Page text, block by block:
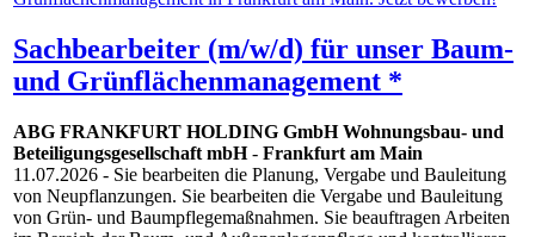
Sachbearbeiter (m/w/d) für unser Baum-
und Grünflächenmanagement *
ABG FRANKFURT HOLDING GmbH Wohnungsbau- und
Beteiligungsgesellschaft mbH- Frankfurt am Main
11.07.2026 - Sie bearbeiten die Planung, Vergabe und Bauleitung
von Neupflanzungen. Sie bearbeiten die Vergabe und Bauleitung
von Grün- und Baumpflegemaßnahmen. Sie beauftragen Arbeiten